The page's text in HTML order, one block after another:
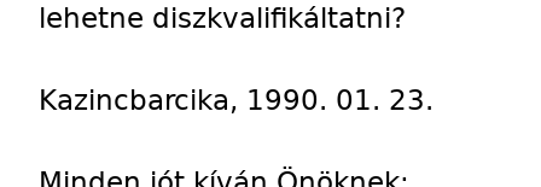
lehetne diszkvalifikáltatni?
Kazincbarcika, 1990. 01. 23.